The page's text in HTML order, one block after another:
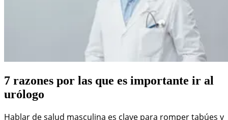
7 razones por las que es importante ir al
urólogo
Hablar de salud masculina es clave para romper tabúes y